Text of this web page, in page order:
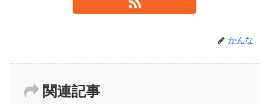
かんな
関連記事